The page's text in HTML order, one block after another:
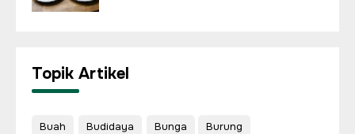
Topik Artikel
Buah Budidaya Bunga Burung